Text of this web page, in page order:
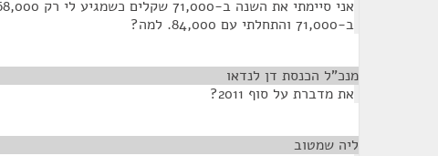
ב-71,000 והתחלתי עם 84,000. למה?
מנכ"ל הכנסת דן לנדאו
את מדברת על סוף 2011?
ליה שמטוב